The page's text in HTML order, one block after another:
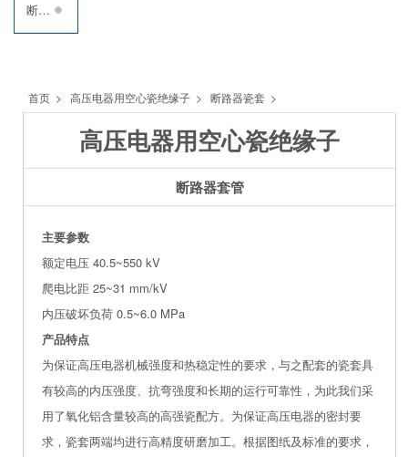
断路器瓷套
首页 > 高压电器用空心瓷绝缘子 > 断路器瓷套 >
高压电器用空心瓷绝缘子
断路器套管
主要参数
额定电压 40.5~550 kV
爬电比距 25~31 mm/kV
内压破坏负荷 0.5~6.0 MPa
产品特点
为保证高压电器机械强度和热稳定性的要求，与之配套的瓷套具
有较高的内压强度、抗弯强度和长期的运行可靠性，为此我们采
用了氧化铝含量较高的高强瓷配方。为保证高压电器的密封要
求，瓷套两端均进行高精度研磨加工。根据图纸及标准的要求，